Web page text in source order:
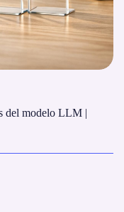
del modelo LLM |